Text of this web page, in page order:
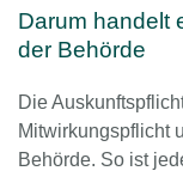
Darum handelt
der Behörde
Die
Mitwirkungspflicht
Behörde. So ist